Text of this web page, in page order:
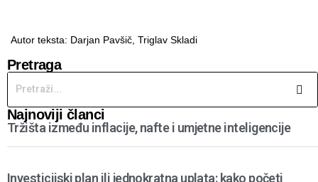
Autor teksta: Darjan Pavšič, Triglav Skladi
Pretraga
Najnoviji članci
Tržišta između inflacije, nafte i umjetne inteligencije
Investicijski plan ili jednokratna uplata: kako početi